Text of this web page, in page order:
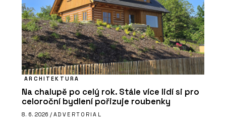
ARCHITEKTURA
Na chalupě po celý rok. Stále více lidí si pro
celoroční bydlení pořizuje roubenky
8. 6. 2026 / ADVERTORIAL